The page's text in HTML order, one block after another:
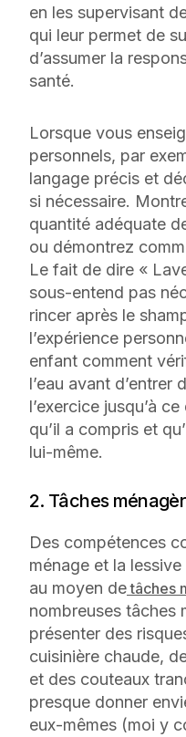
en les supervisant
qui leur permet de
d’assumer la
santé.
Lorsque vous
personnels, par
langage précis et
si nécessaire.
quantité adéquate
ou démontrez
Le fait de dire «
sous-entend pas
rincer après le
l’expérience
enfant comment
l’eau avant d’entrer
l’exercice jusqu’à
qu’il a compris et
lui-même.
2. Tâches
Des compétences
ménage et la
au moyen de tâches
nombreuses tâches
présenter des
cuisinière chaude,
et des couteaux
presque donner
eux-mêmes (moi y